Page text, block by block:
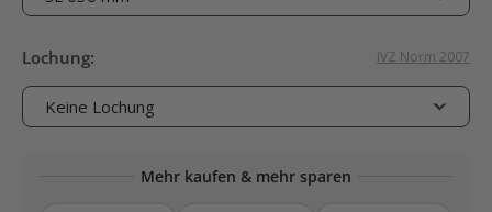
Lochung: IVZ Norm 2007
Mehr kaufen & mehr sparen